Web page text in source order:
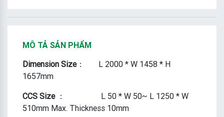
MÔ TẢ SẢN PHẨM
Dimension Size： L 2000 * W 1458 * H
1657mm
CCS Size ： L 50 * W 50~ L 1250 * W
510mm Max. Thickness 10mm